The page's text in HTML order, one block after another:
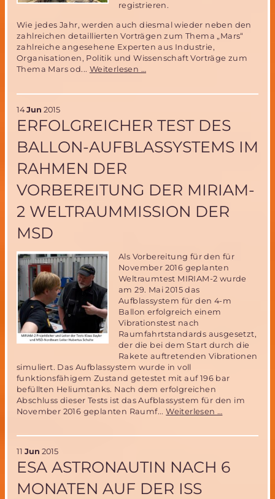
registrieren.
Wie jedes Jahr, werden auch diesmal wieder neben den
zahlreichen detaillierten Vorträgen zum Thema „Mars“
zahlreiche angesehene Experten aus Industrie,
Organisationen, Politik und Wissenschaft Vorträge zum
Thema Mars od... Weiterlesen …
13.-16.
2015
14 Jun 2015
ERFOLGREICHER TEST DES
BALLON-AUFBLASSYSTEMS IM
RAHMEN DER
VORBEREITUNG DER MIRIAM-
2 WELTRAUMMISSION DER
MSD
Als Vorbereitung für den für
November 2016 geplanten
Weltraumtest MIRIAM-2 wurde
am 29. Mai 2015 das
Aufblassystem für den 4-m
Ballon erfolgreich einem
Vibrationstest nach
Raumfahrtstandards ausgesetzt,
der die bei dem Start durch die
Rakete auftretenden Vibrationen
simuliert. Das Aufblassystem wurde in voll
funktionsfähigem Zustand getestet mit auf 196 bar
befüllten Heliumtanks. Nach dem erfolgreichen
Abschluss dieser Tests ist das Aufblassystem für den im
November 2016 geplanten Raumf...Weiterlesen …
im
11 Jun 2015
ESA ASTRONAUTIN NACH 6
MONATEN AUF DER ISS